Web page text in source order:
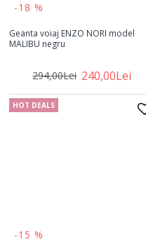
-18 %
Geanta voiaj ENZO NORI model
MALIBU negru
240,00Lei
294,00Lei
HOT DEALS
-15 %